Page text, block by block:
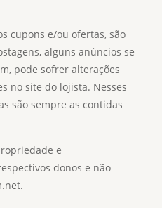
cupons e/ou ofertas, são
alguns anúncios se
pode sofrer alterações
no site do lojista. Nesses
são sempre as contidas
e
donos e não